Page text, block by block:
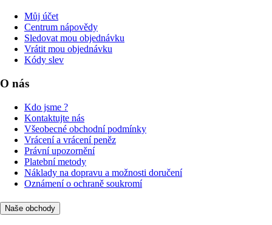
Můj účet
Centrum nápovědy
Sledovat mou objednávku
Vrátit mou objednávku
Kódy slev
O nás
Kdo jsme ?
Kontaktujte nás
Všeobecné obchodní podmínky
Vrácení a vrácení peněz
Právní upozornění
Platební metody
Náklady na dopravu a možnosti doručení
Oznámení o ochraně soukromí
Naše obchody